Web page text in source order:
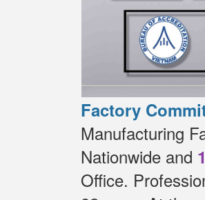
Factory
Manufacturing
Nationwide and
Office.